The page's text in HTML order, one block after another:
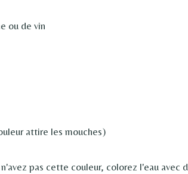
ou de vin
attire les mouches)
pas cette couleur, colorez l'eau avec